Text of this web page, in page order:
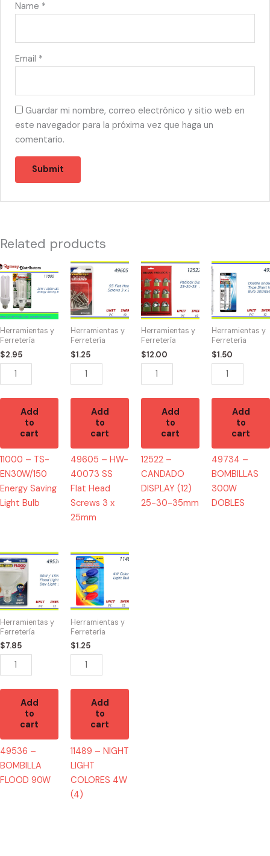
Name *
Email *
Guardar mi nombre, correo electrónico y sitio web en
este navegador para la próxima vez que haga un
comentario.
Related products
Herramientas y
Ferretería
$2.95
11000
TS-
EN30W/150
Energy
Saving
Light
Bulb
quantity
Add
to
cart
11000 – TS-
EN30W/150
Energy Saving
Light Bulb
Herramientas y
Ferretería
$1.25
49605
-
HW-
40073
SS
Flat
Head
Screws
3
x
25mm
quantity
Add
to
cart
49605 – HW-
40073 SS
Flat Head
Screws 3 x
25mm
Herramientas y
Ferretería
$12.00
12522
-
CANDADO
DISPLAY
(12)
25-
30-
35mm
quantity
Add
to
cart
12522 –
CANDADO
DISPLAY (12)
25-30-35mm
Herramientas y
Ferretería
$1.50
49734
-
BOMBILLAS
300W
DOBLES
quantity
Add
to
cart
49734 –
BOMBILLAS
300W
DOBLES
Herramientas y
Ferretería
$7.85
49536
-
BOMBILLA
FLOOD
90W
quantity
Add
to
cart
49536 –
BOMBILLA
FLOOD 90W
Herramientas y
Ferretería
$1.25
11489
NIGHT
LIGHT
COLORES
4W
(4)
quantity
Add
to
cart
11489 – NIGHT
LIGHT
COLORES 4W
(4)